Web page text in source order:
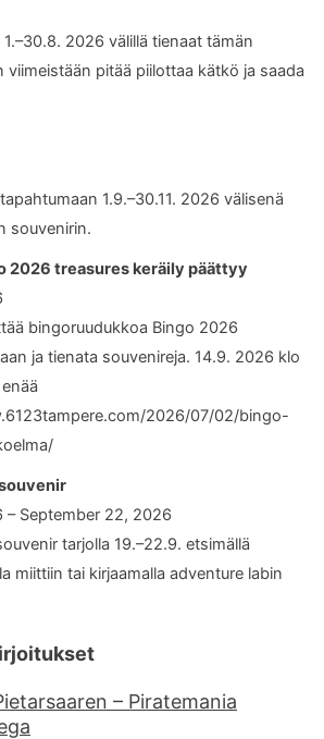
2026 välillä tienaat tämän
viimeistään pitää piilottaa kätkö ja saada
1.9.–30.11. 2026 välisenä
souvenirin.
2026 treasures keräily päättyy
bingoruudukkoa Bingo 2026
ja tienata souvenireja. 14.9. 2026 klo
2026/07/02/bingo-
– September 22, 2026
tarjolla 19.–22.9. etsimällä
miittiin tai kirjaamalla adventure labin
– Piratemania